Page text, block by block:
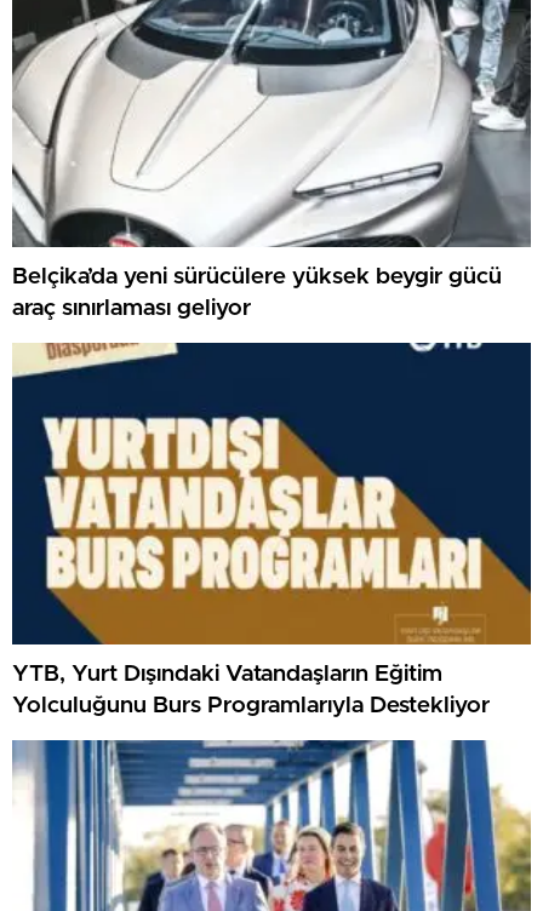
Belçika’da yeni sürücülere yüksek beygir gücü
araç sınırlaması geliyor
YTB, Yurt Dışındaki Vatandaşların Eğitim
Yolculuğunu Burs Programlarıyla Destekliyor